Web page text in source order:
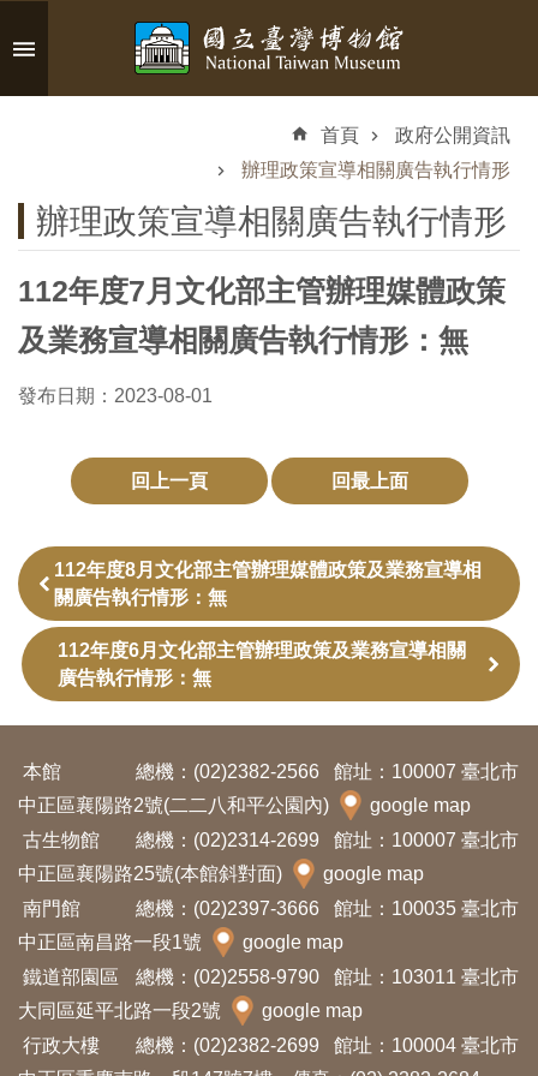
跳到主要內容區塊
認
識
臺
博
訊
展
覽
教
育
活
動
出
版
文
首頁
政府公開資訊
辦理政策宣導相關廣告執行情形
辦理政策宣導相關廣告執行情形
112年度7月文化部主管辦理媒體政策
及業務宣導相關廣告執行情形：無
發布日期：2023-08-01
回上一頁 回最上面
112年度8月文化部主管辦理媒體政策及業務宣導相
關廣告執行情形：無
112年度6月文化部主管辦理政策及業務宣導相關
廣告執行情形：無
本館 總機：(02)2382-2566
館址：100007 臺北市
中正區襄陽路2號(二二八和平公園內)
google map
古生物館
總機：(02)2314-2699
館址：100007 臺北市
中正區襄陽路25號(本館斜對面)
google map
南門館
總機：(02)2397-3666
館址：100035 臺北市
中正區南昌路一段1號
google map
鐵道部園區
總機：(02)2558-9790
館址：103011 臺北市
大同區延平北路一段2號
google map
行政大樓
總機：(02)2382-2699
館址：100004 臺北市